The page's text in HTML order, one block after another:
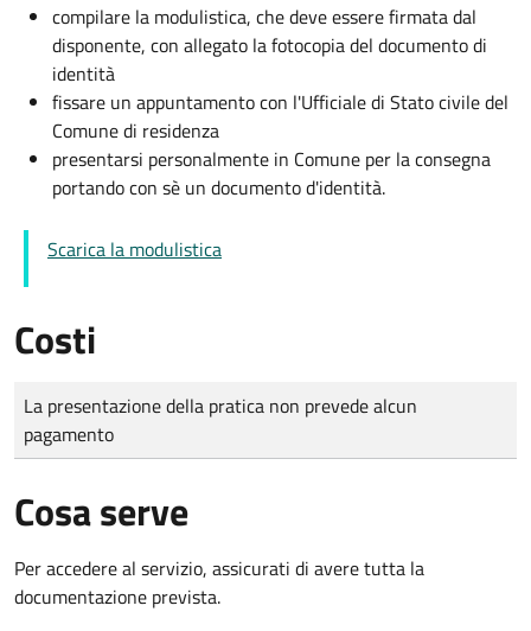
compilare la modulistica, che deve essere firmata dal
disponente, con allegato la fotocopia del documento di
identità
fissare un appuntamento con l'Ufficiale di Stato civile del
Comune di residenza
presentarsi personalmente in Comune per la consegna
portando con sè un documento d'identità.
Scarica la modulistica
Costi
Tipo di pagamento
Importo
La presentazione della pratica non prevede alcun
pagamento
Cosa serve
Per accedere al servizio, assicurati di avere tutta la
documentazione prevista.